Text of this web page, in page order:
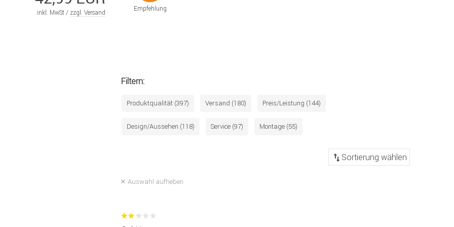
inkl. MwSt / zzgl. Versand
Empfehlung
Filtern:
Produktqualität (397) Versand (180) Preis/Leistung (144)
Design/Aussehen (118) Service (97) Montage (55)
Auswahl aufheben